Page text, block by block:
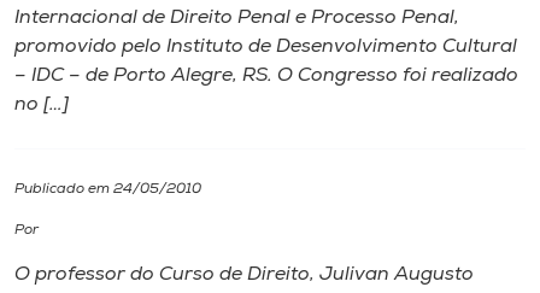
Internacionalização
I.nova
Diplomados
Internacional de Direito Penal e Processo Penal,
promovido pelo Instituto de Desenvolvimento Cultural
– IDC – de Porto Alegre, RS. O Congresso foi realizado
no […]
Publicado em 24/05/2010
Por
O professor do Curso de Direito, Julivan Augusto